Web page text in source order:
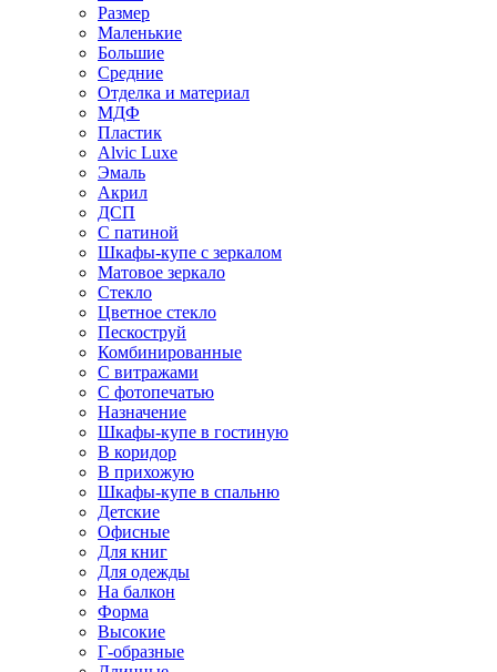
Размер
Маленькие
Большие
Средние
Отделка и материал
МДФ
Пластик
Alvic Luxe
Эмаль
Акрил
ДСП
С патиной
Шкафы-купе с зеркалом
Матовое зеркало
Стекло
Цветное стекло
Пескоструй
Комбинированные
С витражами
С фотопечатью
Назначение
Шкафы-купе в гостиную
В коридор
В прихожую
Шкафы-купе в спальню
Детские
Офисные
Для книг
Для одежды
На балкон
Форма
Высокие
Г-образные